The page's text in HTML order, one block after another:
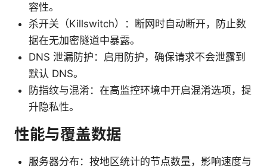
容性。
杀开关（Killswitch）：断网时自动断开，防止数
据在无加密隧道中暴露。
DNS 泄漏防护：启用防护，确保请求不会泄露到
默认 DNS。
防指纹与混淆：在高监控环境中开启混淆选项，提
升隐私性。
性能与覆盖数据
服务器分布：按地区统计的节点数量，影响速度与